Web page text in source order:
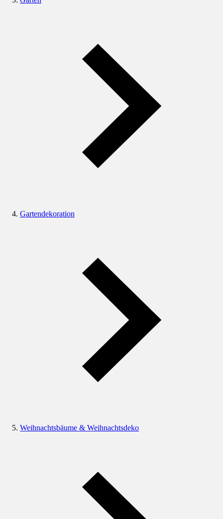
Gartendekoration
Weihnachtsbäume & Weihnachtsdeko